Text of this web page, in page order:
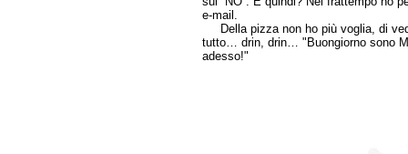
e-mail.
Della pizza non ho più voglia, di
tutto… drin, drin… "Buongiorno sono
adesso!"